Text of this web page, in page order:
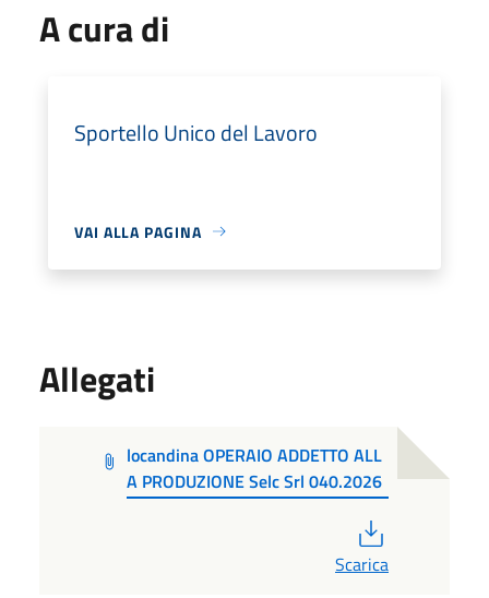
A cura di
Sportello Unico del Lavoro
VAI ALLA PAGINA
Allegati
locandina OPERAIO ADDETTO ALL
A PRODUZIONE Selc Srl 040.2026
Scarica